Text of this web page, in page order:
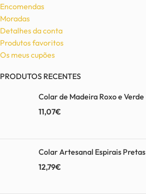
Encomendas
Moradas
Detalhes da conta
Produtos favoritos
Os meus cupões
PRODUTOS RECENTES
Colar de Madeira Roxo e Verde
11,07€
Colar Artesanal Espirais Pretas
12,79€